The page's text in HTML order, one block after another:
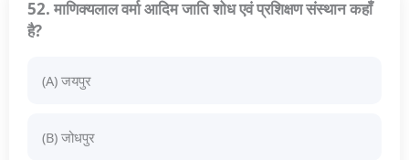
52. माणिक्यलाल वर्मा आदिम जाति शोध एवं प्रशिक्षण संस्थान कहाँ
है?
(A) जयपुर
(B) जोधपुर